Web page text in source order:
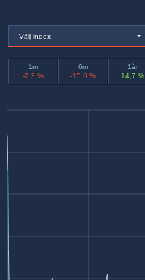
Välj index
1m
-2,3 %
6m
-15,6 %
1år
14,7 %